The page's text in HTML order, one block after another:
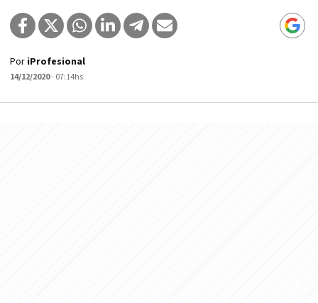
Por iProfesional
14/12/2020- 07:14hs